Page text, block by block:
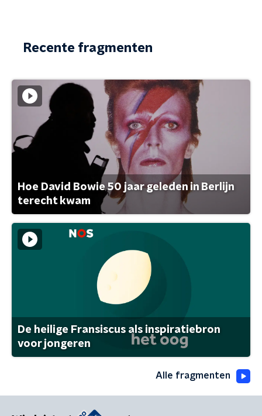
Recente fragmenten
Hoe David Bowie 50 jaar geleden in Berlijn
terecht kwam
De heilige Fransiscus als inspiratiebron
voor jongeren
Alle fragmenten